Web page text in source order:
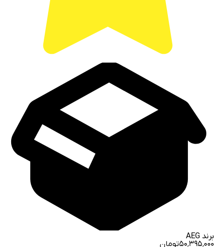
برند AEG
۵۰٬۳۹۵٬۰۰۰تومان